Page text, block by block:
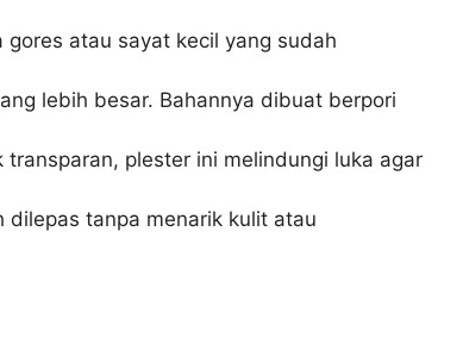
atau sayat kecil yang sudah
lebih besar. Bahannya dibuat berpori
plester ini melindungi luka agar
tanpa menarik kulit atau